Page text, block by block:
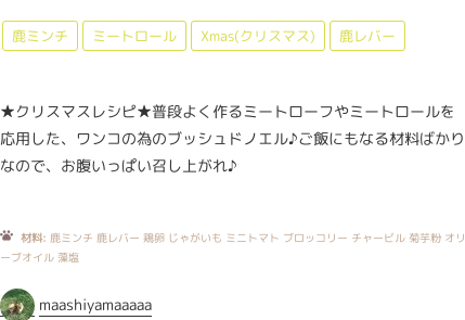
鹿ミンチ ミートロール Xmas(クリスマス) 鹿レバー
★クリスマスレシピ★普段よく作るミートローフやミートロールを
応用した、ワンコの為のブッシュドノエル♪ご飯にもなる材料ばかり
なので、お腹いっぱい召し上がれ♪
材料: 鹿ミンチ 鹿レバー 鶏卵 じゃがいも ミニトマト ブロッコリー チャービル 菊芋粉 オリ
ーブオイル 藻塩
maashiyamaaaaa